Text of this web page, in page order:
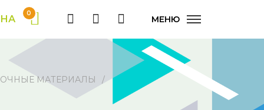
0
МЕНЮ
МАТЕРИАЛЫ